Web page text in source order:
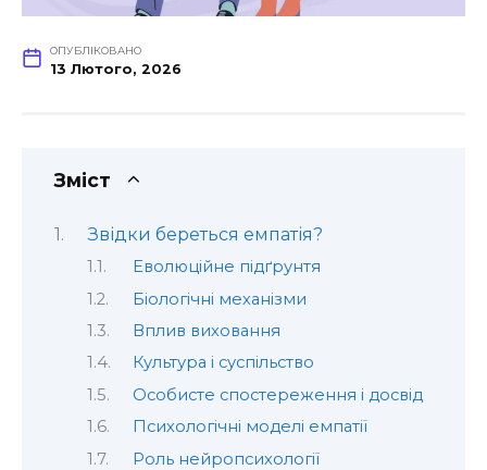
ОПУБЛІКОВАНО
13 Лютого, 2026
Зміст
Звідки береться емпатія?
Еволюційне підґрунтя
Біологічні механізми
Вплив виховання
Культура і суспільство
Особисте спостереження і досвід
Психологічні моделі емпатії
Роль нейропсихології